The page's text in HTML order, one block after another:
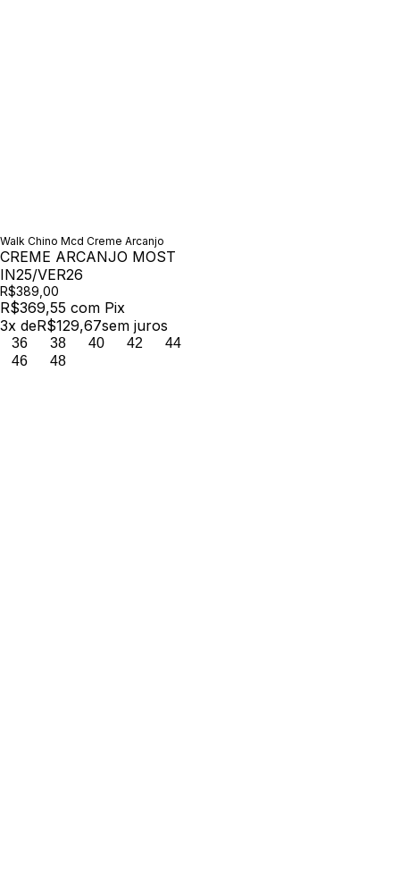
Walk Chino Mcd Creme Arcanjo
CREME ARCANJO MOST
IN25/VER26
R$389,00
R$369,55 com Pix
3x deR$129,67sem juros
36 38 40 42
44
46
48